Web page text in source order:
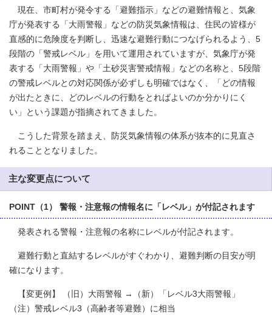
現在、市町村が発令する「避難指示」などの避難情報と、気象
庁が発表する「大雨警報」などの防災気象情報は、住民の皆様が
直感的に危険度を判断し、迅速な避難行動につなげられるよう、5
段階の「警戒レベル」を用いて運用されていますが、気象庁が発
表する「大雨警報」や「土砂災害警戒情報」などの名称と、5段階
の警戒レベルとの対応関係が必ずしも明確ではなく、「どの情報
が出たときに、どのレベルの行動をとればよいのか分かりにく
い」という課題が指摘されてきました。
こうした背景を踏まえ、防災気象情報の体系が抜本的に見直さ
れることとなりました。
主な変更点について
POINT（1） 警報・注意報の情報名に「レベル」が付記されます
発表される警報・注意報の名称にレベルが付記されます。
避難行動と直結するレベルがすぐわかり、避難判断の目安が明
確になります。
【変更例】 （旧）大雨警報 →（新）「レベル3大雨警報」
（注）警戒レベル3（高齢者等避難）に相当